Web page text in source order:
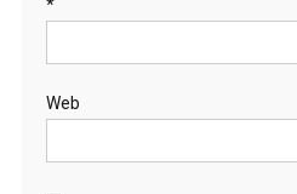
*
Web